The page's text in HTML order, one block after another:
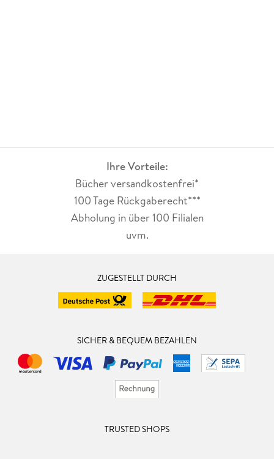
Ihre Vorteile:
Bücher versandkostenfrei*
100 Tage Rückgaberecht***
Abholung in über 100 Filialen
uvm.
ZUGESTELLT DURCH
SICHER & BEQUEM BEZAHLEN
TRUSTED SHOPS